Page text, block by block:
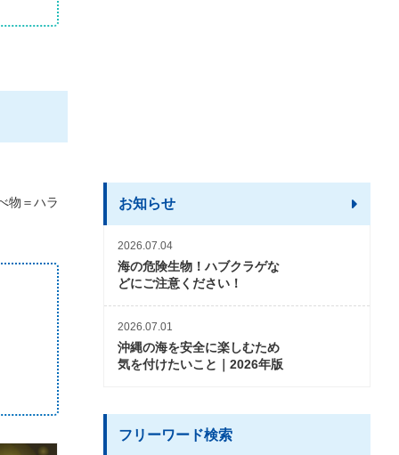
物＝ハラ お知らせ
2026.07.04
海の危険生物！ハブクラゲな
どにご注意ください！
2026.07.01
沖縄の海を安全に楽しむため
気を付けたいこと｜2026年版
フリーワード検索